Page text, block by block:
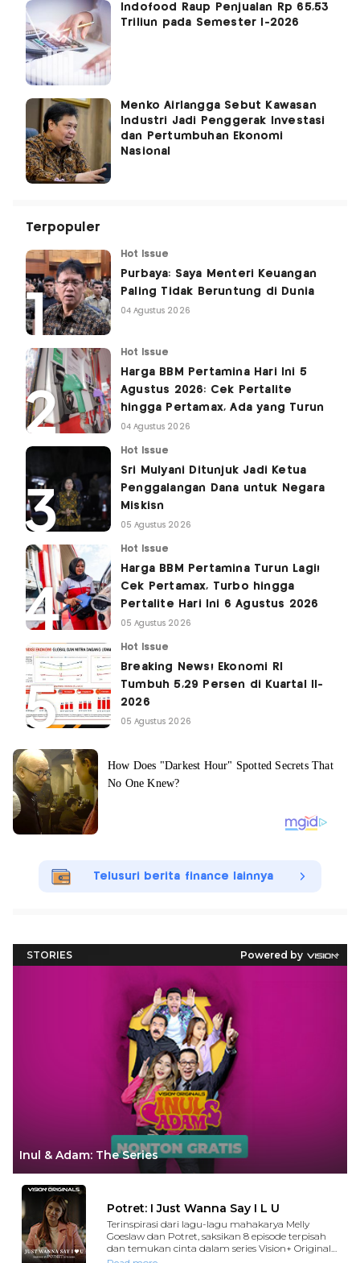
Indofood Raup Penjualan Rp 65,53
Triliun pada Semester I-2026
Menko Airlangga Sebut Kawasan
Industri Jadi Penggerak Investasi
dan Pertumbuhan Ekonomi
Nasional
Terpopuler
Hot Issue
Purbaya: Saya Menteri Keuangan
Paling Tidak Beruntung di Dunia
04 Agustus 2026
Hot Issue
Harga BBM Pertamina Hari Ini 5
Agustus 2026: Cek Pertalite
hingga Pertamax, Ada yang Turun
04 Agustus 2026
Hot Issue
Sri Mulyani Ditunjuk Jadi Ketua
Penggalangan Dana untuk Negara
Miskisn
05 Agustus 2026
Hot Issue
Harga BBM Pertamina Turun Lagi!
Cek Pertamax, Turbo hingga
Pertalite Hari Ini 6 Agustus 2026
05 Agustus 2026
Hot Issue
Breaking News! Ekonomi RI
Tumbuh 5,29 Persen di Kuartal II-
2026
05 Agustus 2026
Telusuri berita finance lainnya